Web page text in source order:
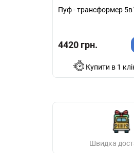
Пуф - трансформер
4420 грн.
Купити в 1
Швидка